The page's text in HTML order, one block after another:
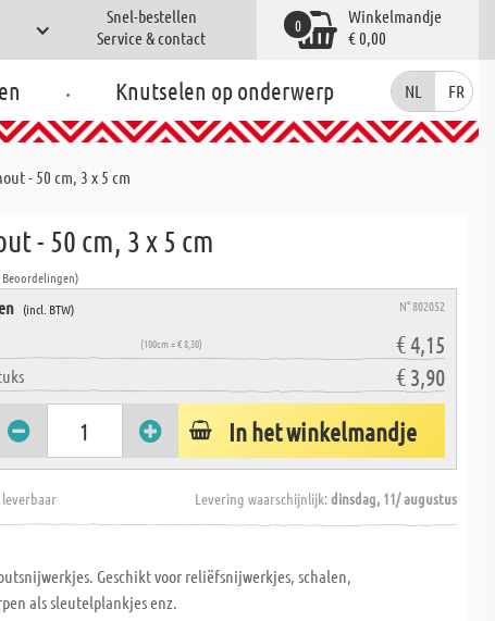
Snel-bestellen
Service & contact
Winkelmandje
€ 0,00
0
. Knutselen op onderwerp NL FR
- 50 cm, 3 x 5 cm
- 50 cm, 3 x 5 cm
Beoordelingen)
(incl. BTW) N° 802052
(100cm = € 8,30) € 4,15
€ 3,90
In het winkelmandje
Levering waarschijnlijk:dinsdag, 11/ augustus
Geschikt voor reliëfsnijwerkjes, schalen,
als sleutelplankjes enz.